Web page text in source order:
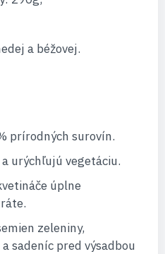
a béžovej.
prírodných surovín.
urýchľujú vegetáciu.
úplne
zeleniny,
sadeníc pred výsadbou